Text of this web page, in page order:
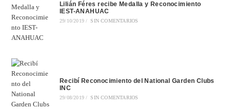
Lilián Féres recibe Medalla y Reconocimiento
IEST-ANAHUAC
29/10/2019 / SIN COMENTARIOS
Recibí Reconocimiento del National Garden Clubs
INC
29/08/2019 / SIN COMENTARIOS